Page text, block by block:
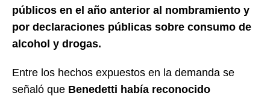
públicos en el año anterior al nombramiento y
por declaraciones públicas sobre consumo de
alcohol y drogas.
Entre los hechos expuestos en la demanda se
señaló que Benedetti había reconocido